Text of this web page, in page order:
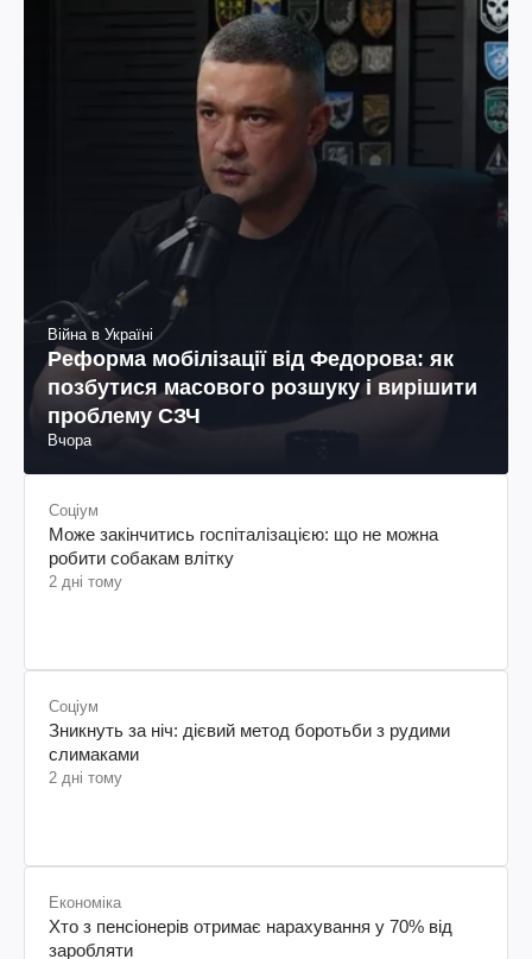
Війна в Україні
Реформа мобілізації від Федорова: як
позбутися масового розшуку і вирішити
проблему СЗЧ
Вчора
Соціум
Може закінчитись госпіталізацією: що не можна
робити собакам влітку
2 дні тому
Соціум
Зникнуть за ніч: дієвий метод боротьби з рудими
слимаками
2 дні тому
Економіка
Хто з пенсіонерів отримає нарахування у 70% від
заробляти